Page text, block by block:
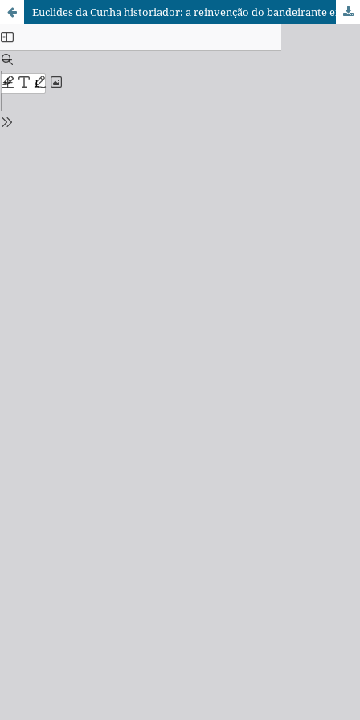
Euclides da Cunha historiador: a reinvenção do bandeirante em Os sertões